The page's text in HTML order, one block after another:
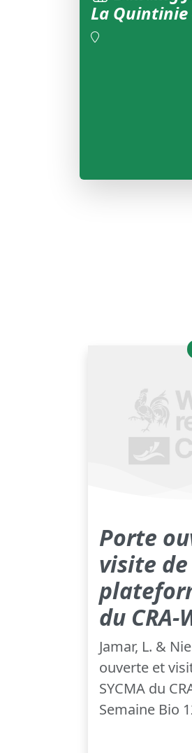
La Quintinie
Porte
visite
du CRA-
Jamar, L. &
ouverte et
SYCMA du
Semaine Bio